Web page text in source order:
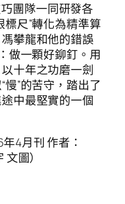
團隊一同研發各
尺”轉化為精準算
攀龍和他的錯誤
做一顆好鉚釘。用
十年之功磨一劍
”的苦守，踏出了
中最堅實的一個
4月刊 作者：
圖）